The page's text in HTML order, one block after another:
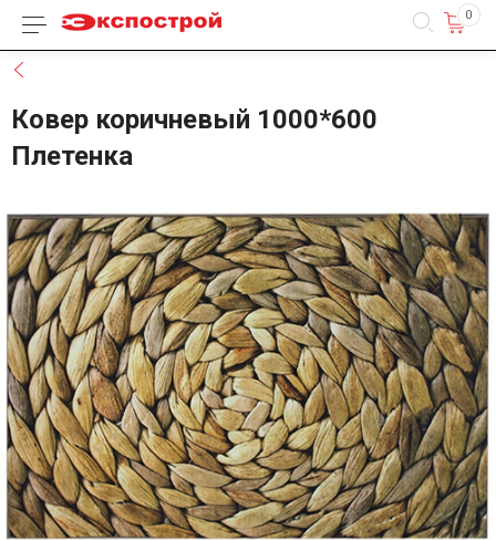
Каталог товаров 0
Ковер коричневый 1000*600
Плетенка